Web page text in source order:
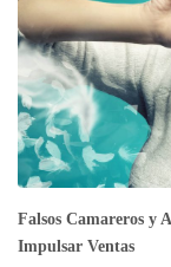
Falsos Camareros y
Impulsar Ventas